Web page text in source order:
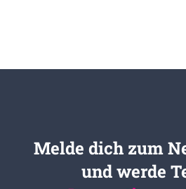
Melde dich zum
und werde